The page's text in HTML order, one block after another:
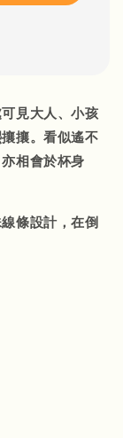
見大人、小孩
攘。看似遙不
相會於杯身
條設計，在倒